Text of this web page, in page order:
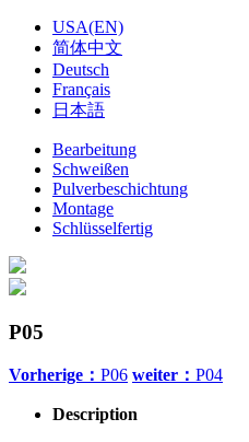
USA(EN)
简体中文
Deutsch
Français
日本語
Bearbeitung
Schweißen
Pulverbeschichtung
Montage
Schlüsselfertig
P05
Vorherige： P06 weiter： P04
Description